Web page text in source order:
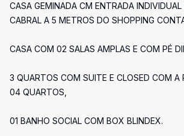
CASA GEMINADA CM ENTRADA INDIVIDUAL
CABRAL A 5 METROS DO SHOPPING
CASA COM 02 SALAS AMPLAS E COM PÉ
3 QUARTOS COM SUITE E CLOSED COM A
04 QUARTOS,
01 BANHO SOCIAL COM BOX BLINDEX.